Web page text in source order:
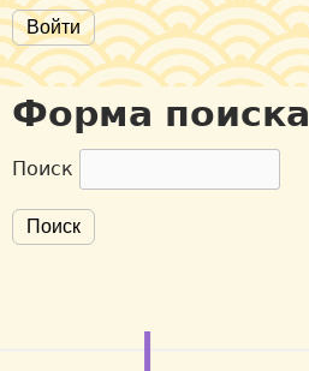
Форма поиска
Поиск